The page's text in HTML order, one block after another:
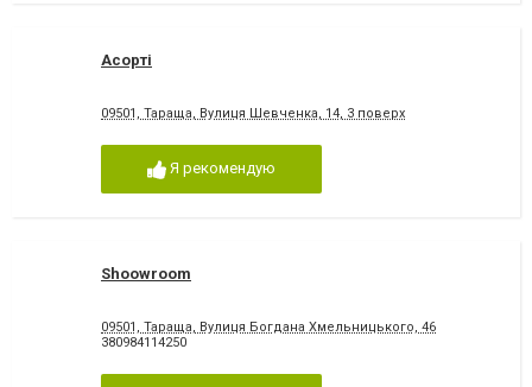
Асорті
09501, Тараща, Вулиця Шевченка, 14, 3 поверх
Я рекомендую
Shoowroom
09501, Тараща, Вулиця Богдана Хмельницького, 46
380984114250